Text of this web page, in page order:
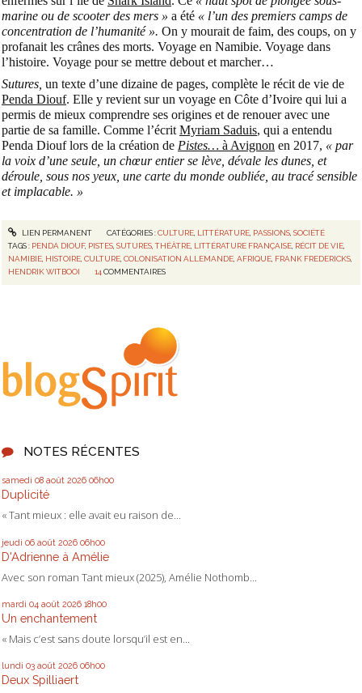
NOTES RÉCENTES
samedi 08 août 2026 06h00
Duplicité
« Tant mieux : elle avait eu raison de...
jeudi 06 août 2026 06h00
D'Adrienne à Amélie
Avec son roman Tant mieux (2025), Amélie Nothomb...
mardi 04 août 2026 18h00
Un enchantement
« Mais c’est sans doute lorsqu’il est en...
lundi 03 août 2026 06h00
Deux Spilliaert
marine ou de scooter des mers » a été « l’un des premiers camps de
concentration de l’humanité ». On y mourait de faim, des coups, on y
profanait les crânes des morts. Voyage en Namibie. Voyage dans
l’histoire. Voyage pour se mettre debout et marcher…
Sutures, un texte d’une dizaine de pages, complète le récit de vie de
Penda Diouf. Elle y revient sur un voyage en Côte d’Ivoire qui lui a
permis de mieux comprendre ses origines et de renouer avec une
partie de sa famille. Comme l’écrit Myriam Saduis, qui a entendu
Penda Diouf lors de la création de Pistes… à Avignon en 2017, « par
la voix d’une seule, un chœur entier se lève, dévale les dunes, et
déroule, sous nos yeux, une carte du monde oubliée, au tracé sensible
et implacable. »
LIEN PERMANENT CATÉGORIES :CULTURE, LITTÉRATURE, PASSIONS, SOCIÉTÉ
TAGS : PENDA DIOUF, PISTES,SUTURES,THÉÂTRE, LITTÉRATURE FRANÇAISE, RÉCIT DE VIE,
NAMIBIE, HISTOIRE,CULTURE,COLONISATION ALLEMANDE,AFRIQUE, FRANK FREDERICKS,
HENDRIK WITBOOI
14 COMMENTAIRES